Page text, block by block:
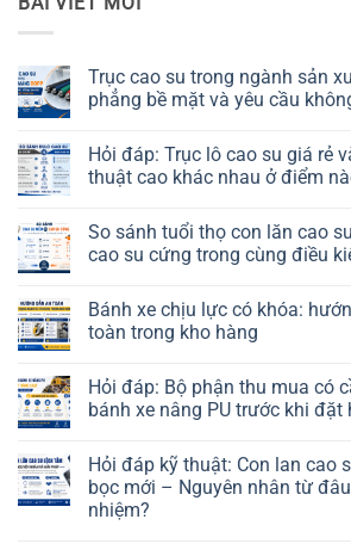
Trục cao su trong ngành sản
phẳng bề mặt và yêu cầu
bình
luận
ở
su
trong
ngành
màng
BOPP:
Độ
mặt
và
yêu
không
tạo
vân
Hỏi đáp: Trục lô cao su giá rẻ
thuật cao khác nhau ở điểm
bình
luận
ở
Trục
lô
cao
rẻ
và
trục
cao
su
kỹ
thuật
cao
So sánh tuổi thọ con lăn cao
cao su cứng trong cùng điều
bình
luận
ở
sánh
tuổi
thọ
con
cao
su
mềm
và
con
Bánh xe chịu lực có khóa:
toàn trong kho hàng
bình
luận
ở
chịu
lực
có
khóa:
Hỏi đáp: Bộ phận thu mua có
bánh xe nâng PU trước khi đặt
bình
luận
ở
Hỏi
Hỏi đáp kỹ thuật: Con lan cao
bọc mới – Nguyên nhân từ
nhiệm?